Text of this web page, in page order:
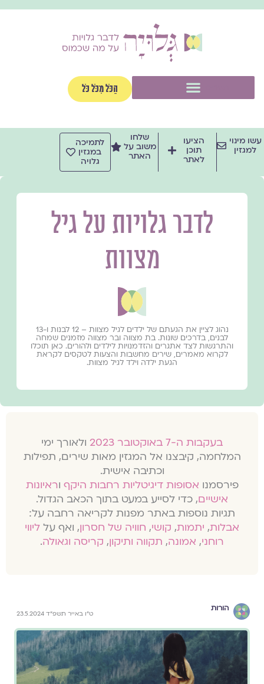
לתוכן
הַכֹּל מִכֹּל כֹּל
עשו מינוי
למגזין
הציעו
תוכן
לאתר
שלחו
משוב על
האתר
לתמיכה
במגזין
גלויה
לדבר גלויות על גיל
מצוות
נהוג לציין את הגעתם של ילדים לגיל מצוות – 12 לבנות ו-13
לבנים, בדרכים שונות. בת מצווה ובר מצווה מזמנים שמחה
והתרגשות לצד אתגרים והזדמנויות לילדים ולהורים. כאן תוכלו
לקרוא מאמרים, שירים מחשבות והצעות לטקסים לקראת
הגעת ילדה וילד לגיל מצוות.
בעקבות ה-7 באוקטובר 2023
ולאורך ימי
המלחמה, קיבצנו אל המגזין מאות שירים, תפילות
וכתיבה אישית.
פירסמנו אסופות דיגיטליות רחבות היקף וראיונות
אישיים, כדי לסייע במעט בתוך הכאב הגדול.
תגיות נוספות באתר מפנות לקריאה רחבה על:
אבלות, יתמות, קושי, חוויה של חסרון, ואף על ליווי
רוחני, אמונה, תקווה ותיקון, קריסה וגאולה.
הורות
ט״ו באייר תשפ״ד 23.5.2024